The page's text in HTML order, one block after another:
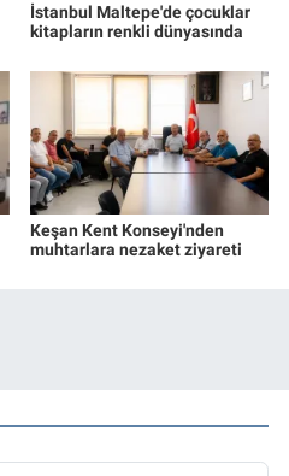
İstanbul Maltepe'de çocuklar
kitapların renkli dünyasında
Keşan Kent Konseyi'nden
muhtarlara nezaket ziyareti